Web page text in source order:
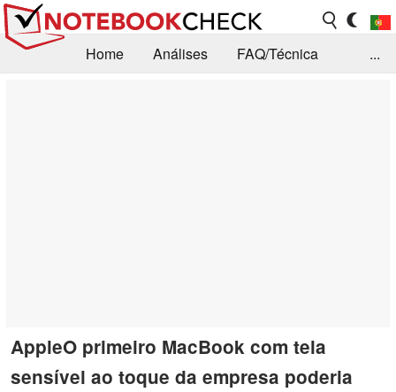
Home Análises
FAQ/Técnica
...
AppleO primeiro MacBook com tela
sensível ao toque da empresa poderia